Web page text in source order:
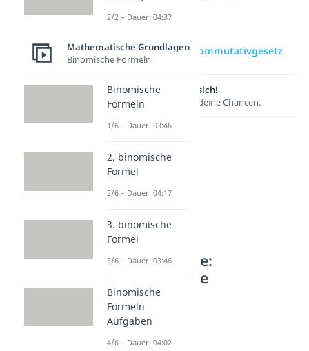
zur Videoseite: Kommutativgesetz
Lernen lohnt sich!
Entdecke hier deine Chancen.
Weitere Inhalte:
Mathematische
Grundlagen
Rechenregeln
Rechengesetze
Dauer: 03:58
2/2 – Dauer: 04:37
Mathematische Grundlagen
Binomische Formeln
Binomische
Formeln
1/6 – Dauer: 03:46
2. binomische
Formel
2/6 – Dauer: 04:17
3. binomische
Formel
3/6 – Dauer: 03:46
Binomische
Formeln
Aufgaben
4/6 – Dauer: 04:02